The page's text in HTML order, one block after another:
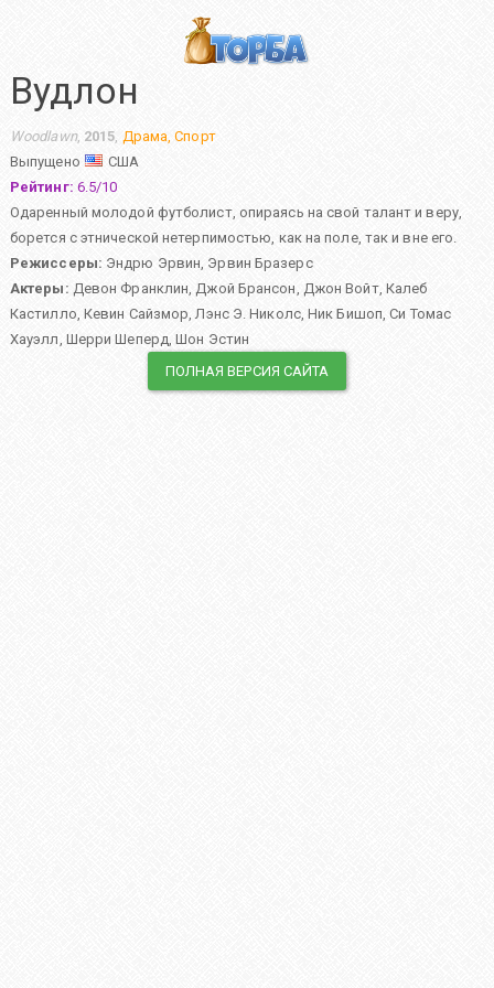
Вудлон
Woodlawn, 2015, Драма,Спорт
Выпущено
США
Рейтинг: 6.5/10
Одаренный молодой футболист, опираясь на свой талант и веру,
борется с этнической нетерпимостью, как на поле, так и вне его.
Режиссеры: Эндрю Эрвин, Эрвин Бразерс
Актеры: Девон Франклин,Джой Брансон, Джон Войт, Калеб
Кастилло, Кевин Сайзмор,Лэнс Э. Николс,Ник Бишоп,Си Томас
Хауэлл, Шерри Шеперд,Шон Эстин
ПОЛНАЯ ВЕРСИЯ САЙТА